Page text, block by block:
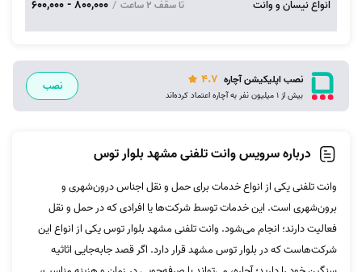
انواع نیسان و وانت تا سقف ۲ ساعت /
800,000 - 600,000
نصب اپلیکیشن آچاره 4.7
بیش از 1 میلیون نفر به آچاره اعتماد کرده‌اند
نصب
درباره سرویس وانت تلفنی مشهد بلوار توس
وانت تلفنی یکی از انواع خدمات برای حمل و نقل اجناس درون‌شهری و
برون‌شهری است. این خدمات توسط شرکت‌ها یا افرادی که در حمل و نقل
فعالیت دارند؛ انجام می‌شود. وانت تلفنی مشهد بلوار توس یکی از انواع این
شرکت‌هاست که در بلوار توس مشهد قرار دارد. اگر قصد جابه‌جایی اثاثیه